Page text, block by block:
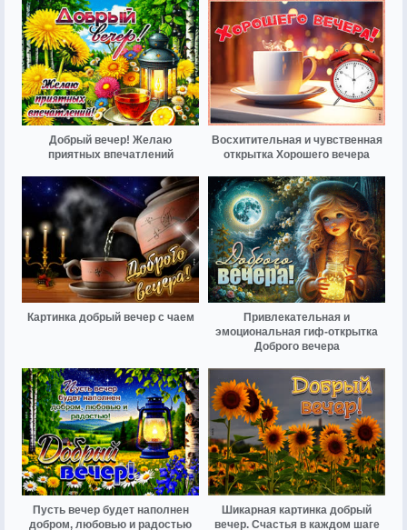
Добрый вечер! Желаю
приятных впечатлений
Восхитительная и чувственная
открытка Хорошего вечера
Картинка добрый вечер с чаем
Привлекательная и
эмоциональная гиф-открытка
Доброго вечера
Пусть вечер будет наполнен
добром, любовью и радостью
Шикарная картинка добрый
вечер. Счастья в каждом шаге